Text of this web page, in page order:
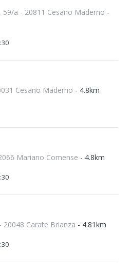
59/a - 20811 Cesano Maderno -
Cesano Maderno - 4.8km
Mariano Comense - 4.8km
20048 Carate Brianza - 4.81km